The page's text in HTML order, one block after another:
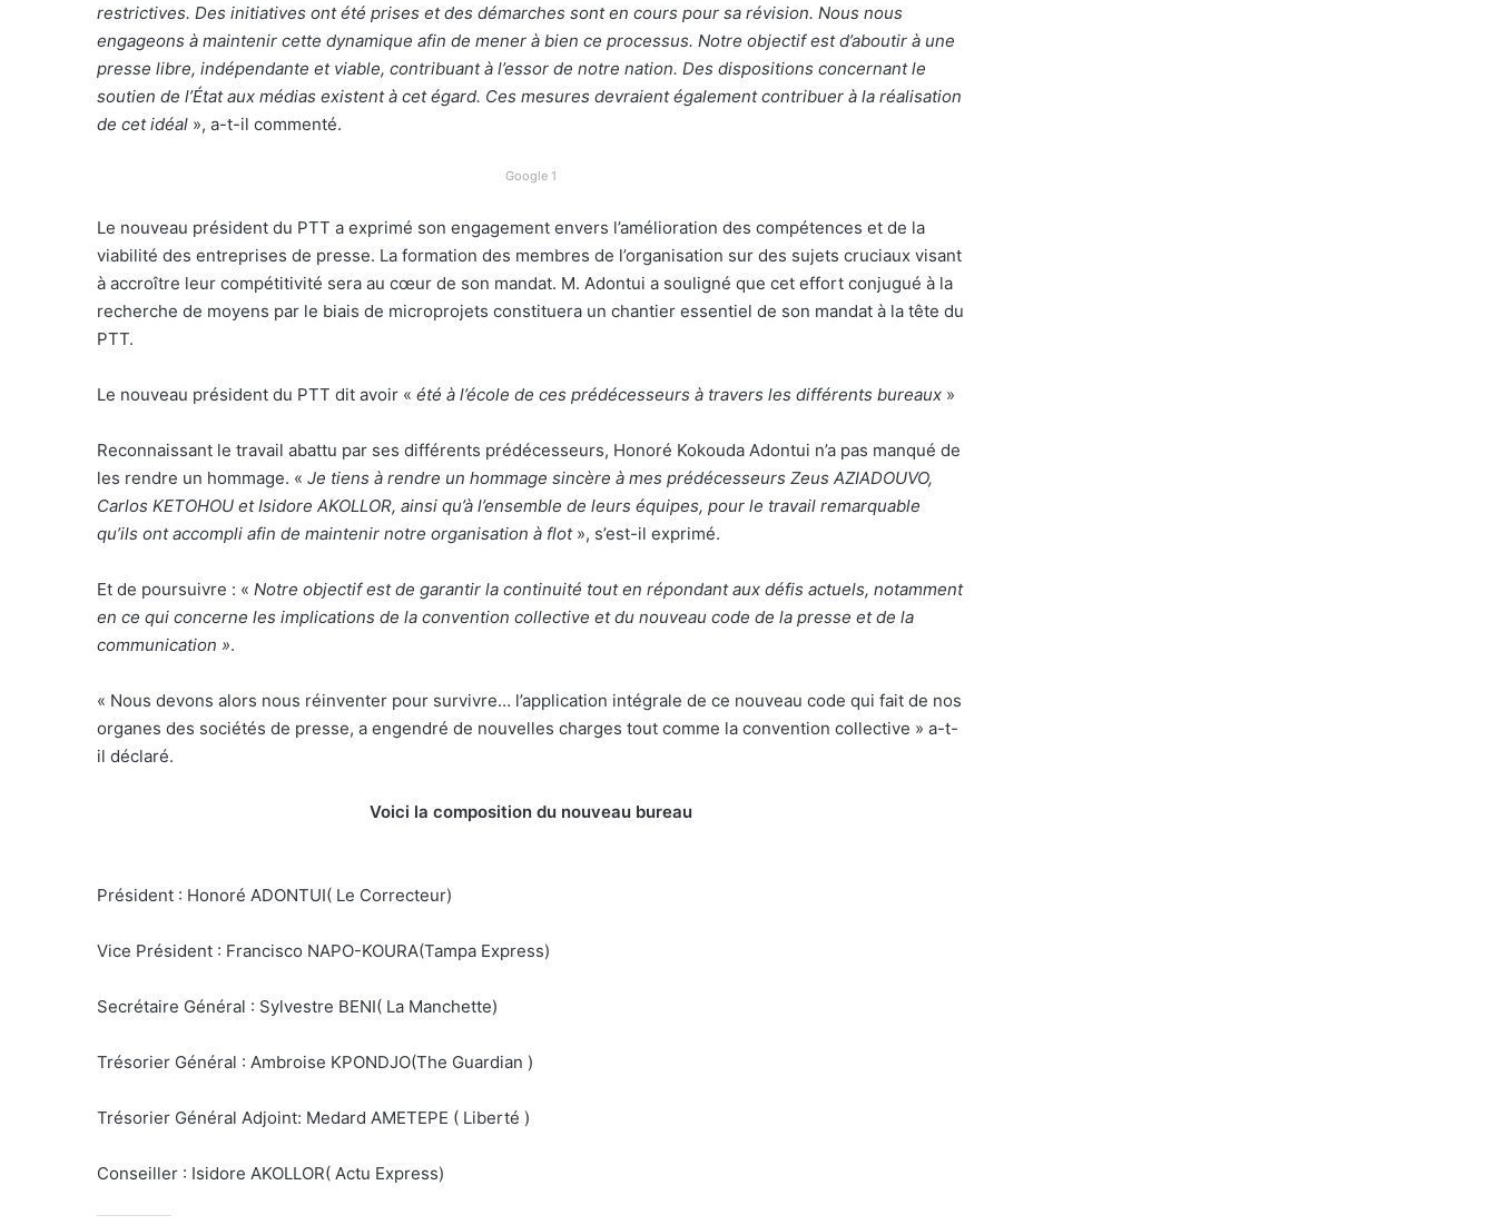
restrictives. Des initiatives ont été prises et des démarches sont en cours pour sa révision. Nous nous
engageons à maintenir cette dynamique afin de mener à bien ce processus. Notre objectif est d’aboutir à une
presse libre, indépendante et viable, contribuant à l’essor de notre nation. Des dispositions concernant le
soutien de l’État aux médias existent à cet égard. Ces mesures devraient également contribuer à la réalisation
de cet idéal », a-t-il commenté.
Google 1
Le nouveau président du PTT a exprimé son engagement envers l’amélioration des compétences et de la
viabilité des entreprises de presse. La formation des membres de l’organisation sur des sujets cruciaux visant
à accroître leur compétitivité sera au cœur de son mandat. M. Adontui a souligné que cet effort conjugué à la
recherche de moyens par le biais de microprojets constituera un chantier essentiel de son mandat à la tête du
PTT.
Le nouveau président du PTT dit avoir « été à l’école de ces prédécesseurs à travers les différents bureaux »
Reconnaissant le travail abattu par ses différents prédécesseurs, Honoré Kokouda Adontui n’a pas manqué de
les rendre un hommage. « Je tiens à rendre un hommage sincère à mes prédécesseurs Zeus AZIADOUVO,
Carlos KETOHOU et Isidore AKOLLOR, ainsi qu’à l’ensemble de leurs équipes, pour le travail remarquable
qu’ils ont accompli afin de maintenir notre organisation à flot », s’est-il exprimé.
Et de poursuivre : « Notre objectif est de garantir la continuité tout en répondant aux défis actuels, notamment
en ce qui concerne les implications de la convention collective et du nouveau code de la presse et de la
communication ».
« Nous devons alors nous réinventer pour survivre… l’application intégrale de ce nouveau code qui fait de nos
organes des sociétés de presse, a engendré de nouvelles charges tout comme la convention collective » a-t-
il déclaré.
Voici la composition du nouveau bureau
Président : Honoré ADONTUI( Le Correcteur)
Vice Président : Francisco NAPO-KOURA(Tampa Express)
Secrétaire Général : Sylvestre BENI( La Manchette)
Trésorier Général : Ambroise KPONDJO(The Guardian )
Trésorier Général Adjoint: Medard AMETEPE ( Liberté )
Conseiller : Isidore AKOLLOR( Actu Express)